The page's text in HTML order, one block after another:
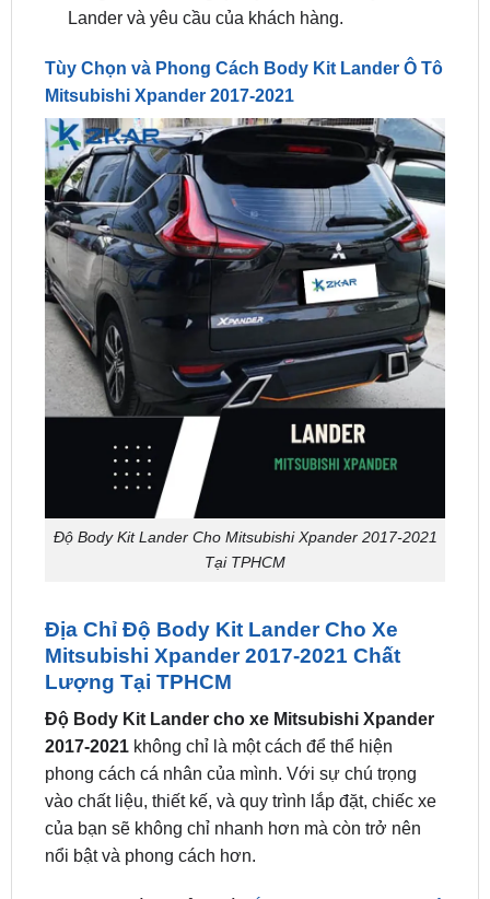
Tùy Chọn và Phong Cách Body Kit Lander Ô Tô
Độ Body Kit Lander Cho Mitsubishi Xpander 2017-2021
Địa Chỉ Độ Body Kit Lander Cho Xe
Lượng Tại TPHCM
Độ Body Kit Lander cho xe Mitsubishi Xpander
2017-2021không chỉ là một cách để thể hiện
phong cách cá nhân của mình. Với sự chú trọng
vào chất liệu, thiết kế, và quy trình lắp đặt, chiếc xe
của bạn sẽ không chỉ nhanh hơn mà còn trở nên
nổi bật và phong cách hơn.
ZKar Autolà cơ sở uy tínlắp đặt Body Kit Lander ô